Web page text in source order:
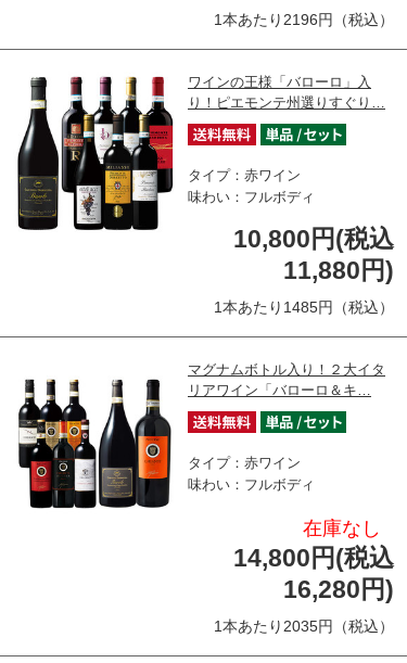
1本あたり2196円（税込）
ワインの王様「バローロ」入
り！ピエモンテ州選りすぐり…
タイプ：赤ワイン
味わい：フルボディ
10,800円(税込
11,880円)
1本あたり1485円（税込）
マグナムボトル入り！２大イタ
リアワイン「バローロ＆キ…
タイプ：赤ワイン
味わい：フルボディ
在庫なし
14,800円(税込
16,280円)
1本あたり2035円（税込）